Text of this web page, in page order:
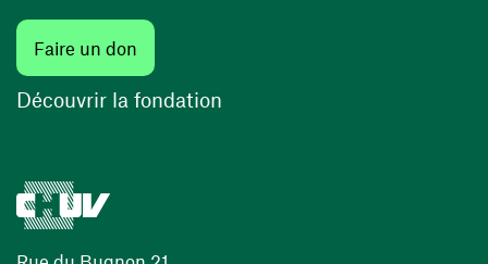
Faire un don
Découvrir la fondation